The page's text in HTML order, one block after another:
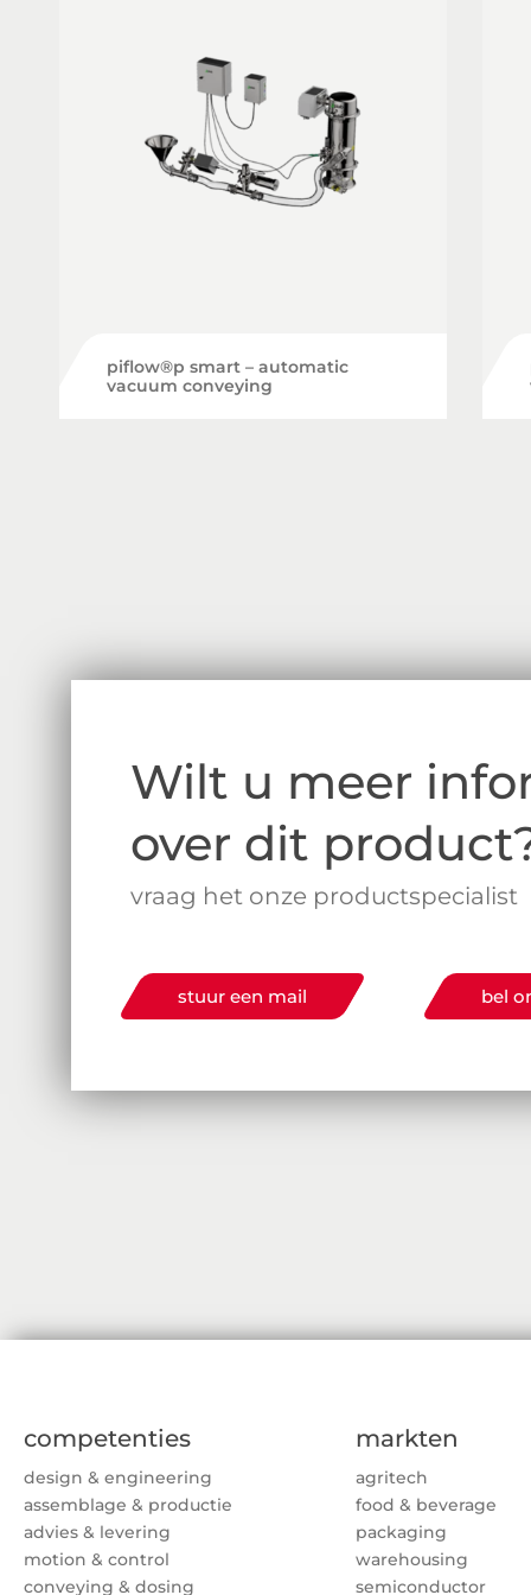
piflow®p smart – automatic
vacuum conveying
Wilt u meer
over dit
vraag het onze productspecialist
stuur een mail bel
competenties
design & engineering
assemblage & productie
advies & levering
motion & control
conveying & dosing
markten
agritech
food & beverage
packaging
warehousing
semiconductor